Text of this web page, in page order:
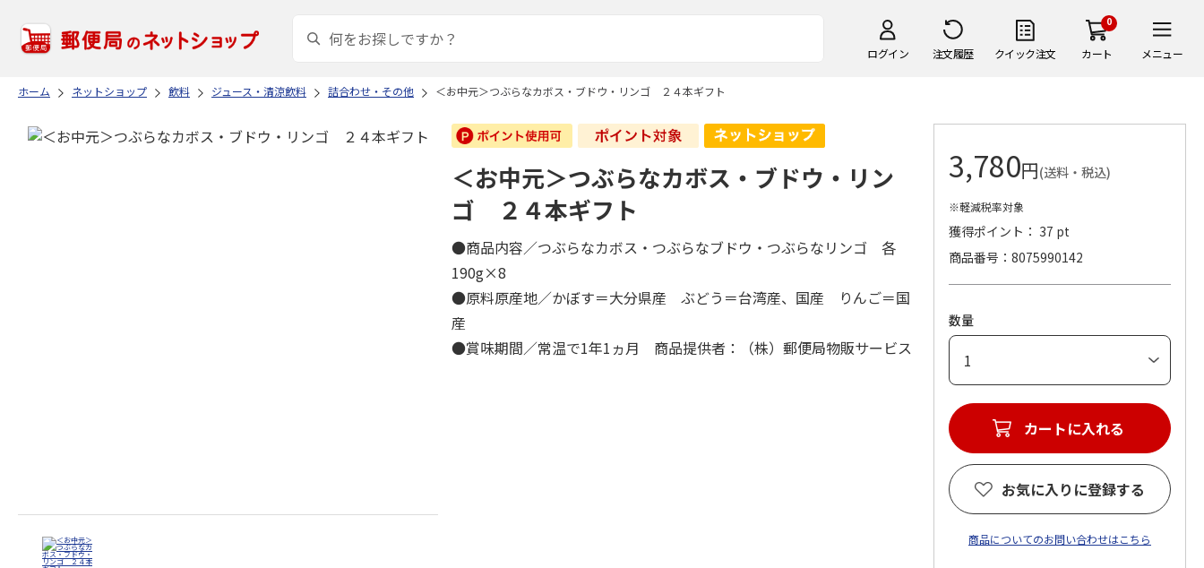
ログイン 注文履歴 クイック注文
0
カート メニュー
ホーム ネットショップ 飲料 ジュース・清涼飲料 詰合わせ・その他 ＜お中元＞つぶらなカボス・ブドウ・リンゴ ２４本ギフト
＜お中元＞つぶらなカボス・ブドウ・リン
ゴ ２４本ギフト
●商品内容／つぶらなカボス・つぶらなブドウ・つぶらなリンゴ 各
190g×8
●原料原産地／かぼす＝大分県産 ぶどう＝台湾産、国産 りんご＝国
産
●賞味期間／常温で1年1ヵ月 商品提供者：（株）郵便局物販サービス
3,780円(送料・税込)
※軽減税率対象
獲得ポイント： 37 pt
商品番号
8075990142
数量
カートに入れる
お気に入りに登録する
商品についてのお問い合わせはこちら